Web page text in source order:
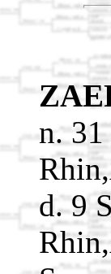
n.
d. 9